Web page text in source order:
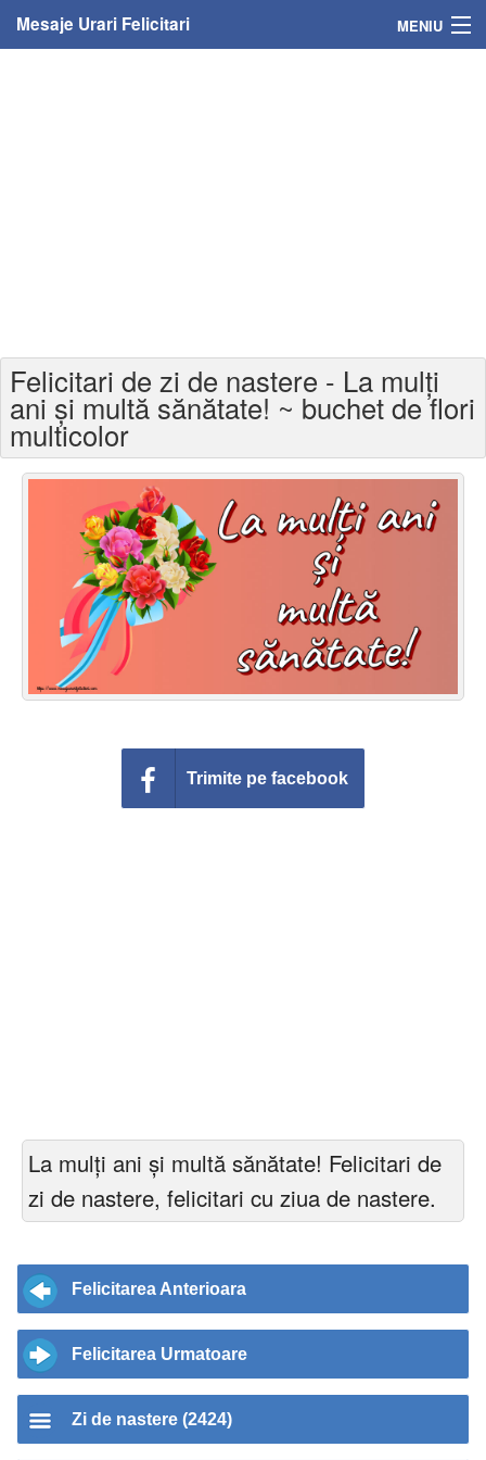
Mesaje Urari Felicitari MENIU
Felicitari varsta
Felicitari zilele anului
Felicitari zile saptamana
Felicitari muzicale
Felicitari muzicale personalizate
Felicitari animate
Invitatii personalizate
Felicitari de zi de nastere - La mulți
ani și multă sănătate! ~ buchet de flori
multicolor
Trimite pe facebook
La mulți ani și multă sănătate! Felicitari de
zi de nastere, felicitari cu ziua de nastere.
Felicitarea Anterioara
Felicitarea Urmatoare
Zi de nastere (2424)